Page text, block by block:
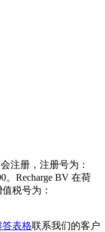
注册，注册号为：
。Recharge BV 在荷
税号为：
表格联系我们的客户